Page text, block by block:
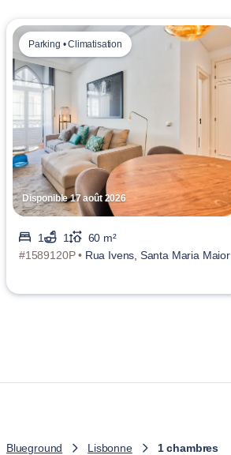
Disponible 17 août 2026
Parking • Climatisation
1 1
60 m²
#1589120P • Rua Ivens, Santa Maria Maior
Blueground Lisbonne 1 chambres